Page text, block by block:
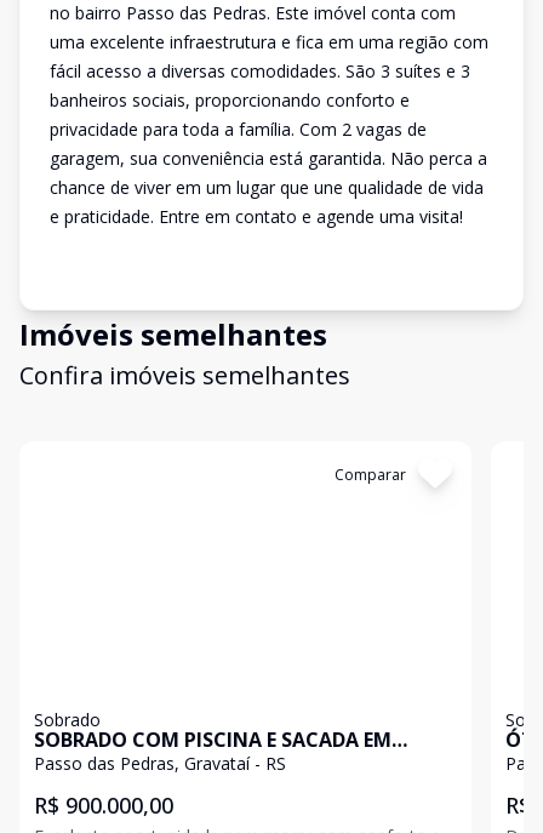
no bairro Passo das Pedras. Este imóvel conta com
uma excelente infraestrutura e fica em uma região com
fácil acesso a diversas comodidades. São 3 suítes e 3
banheiros sociais, proporcionando conforto e
privacidade para toda a família. Com 2 vagas de
garagem, sua conveniência está garantida. Não perca a
chance de viver em um lugar que une qualidade de vida
e praticidade. Entre em contato e agende uma visita!
Imóveis semelhantes
Confira imóveis semelhantes
Comparar
Sobrado
SOBRADO COM PISCINA E SACADA EM
GRAVATAÍ
Passo das Pedras, Gravataí - RS
R$ 900.000,00
NO
R$